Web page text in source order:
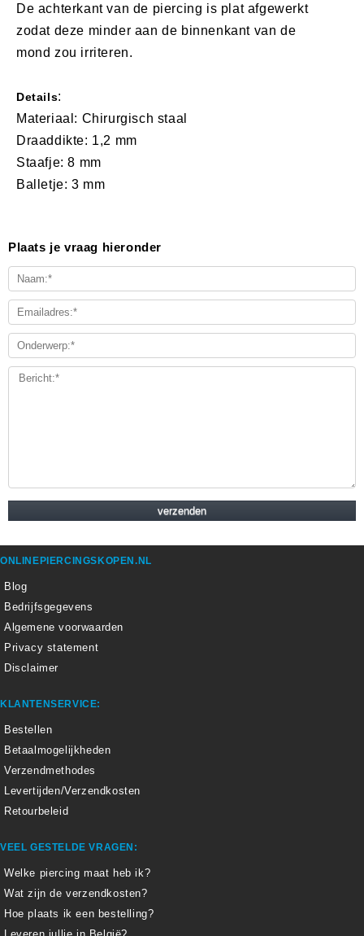
De achterkant van de piercing is plat afgewerkt
zodat deze minder aan de binnenkant van de
mond zou irriteren.
Details:
Materiaal: Chirurgisch staal
Draaddikte: 1,2 mm
Staafje: 8 mm
Balletje: 3 mm
Plaats je vraag hieronder
ONLINEPIERCINGSKOPEN.NL
Blog
Bedrijfsgegevens
Algemene voorwaarden
Privacy statement
Disclaimer
KLANTENSERVICE:
Bestellen
Betaalmogelijkheden
Verzendmethodes
Levertijden/Verzendkosten
Retourbeleid
VEEL GESTELDE VRAGEN:
Welke piercing maat heb ik?
Wat zijn de verzendkosten?
Hoe plaats ik een bestelling?